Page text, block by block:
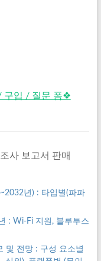
구입 / 질문 폼❖
년) : 타입별(파파
: Wi-Fi 지원, 블루투스
및 전망 : 구성 요소별